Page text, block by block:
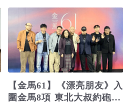
【金馬61】《漂亮朋友》入
圍金馬8項 東北大叔約砲難